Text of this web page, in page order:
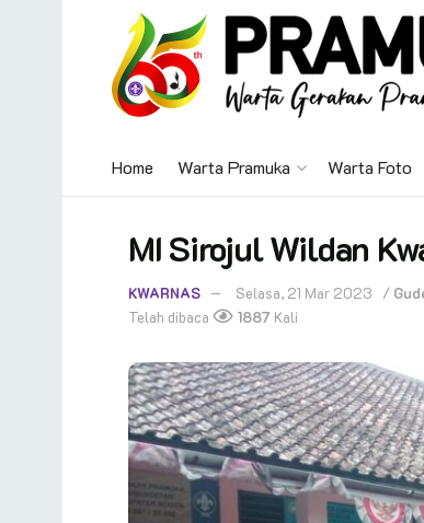
Home Warta Pramuka Warta Foto
MI Sirojul Wildan
KWARNAS Selasa, 21 Mar 2023 /
Telah dibaca
1887 Kali